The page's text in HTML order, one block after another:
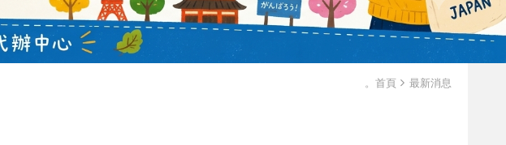
。首頁 最新消息